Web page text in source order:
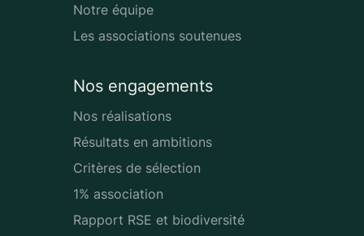
Notre équipe
Les associations soutenues
Nos engagements
Nos réalisations
Résultats en ambitions
Critères de sélection
1% association
Rapport RSE et biodiversité